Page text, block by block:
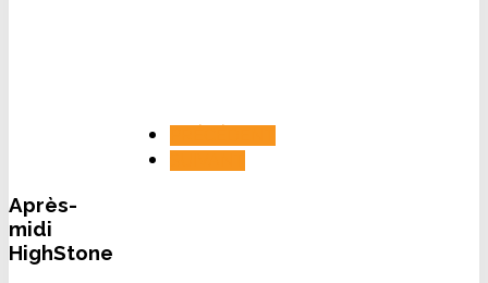
Après-
midi
HighStone